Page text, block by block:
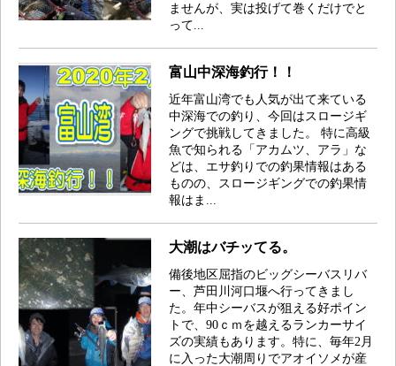
ませんが、実は投げて巻くだけでと
って...
富山中深海釣行！！
近年富山湾でも人気が出て来ている
中深海での釣り、今回はスロージギ
ングで挑戦してきました。 特に高級
魚で知られる「アカムツ、アラ」な
どは、エサ釣りでの釣果情報はある
ものの、スロージギングでの釣果情
報はま...
大潮はバチッてる。
備後地区屈指のビッグシーバスリバ
ー、芦田川河口堰へ行ってきまし
た。年中シーバスが狙える好ポイン
トで、90ｃｍを越えるランカーサイ
ズの実績もあります。特に、毎年2月
に入った大潮周りでアオイソメが産